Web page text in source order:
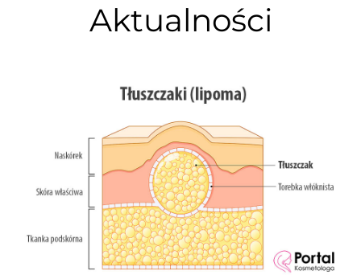
Aktualności